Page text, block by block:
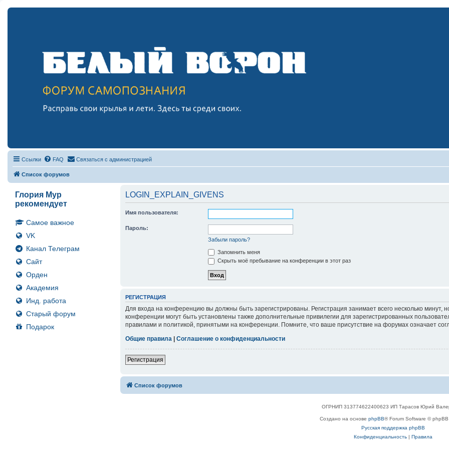
Ссылки FAQ Связаться с администрацией
Список форумов
Глория Мур
рекомендует
Самое важное
VK
Канал Телеграм
Сайт
Орден
Академия
Инд. работа
Старый форум
Подарок
LOGIN_EXPLAIN_GIVENS
Имя пользователя:
Пароль:
Забыли пароль?
Запомнить меня
Скрыть моё пребывание на конференции в этот раз
РЕГИСТРАЦИЯ
Для входа на конференцию вы должны быть зарегистрированы. Регистрация занимает всего несколько
конференции могут быть установлены также дополнительные привилегии для зарегистрированных
правилами и политикой, принятыми на конференции. Помните, что ваше присутствие на форумах означает
Общие правила |Соглашение о конфиденциальности
Регистрация
Список форумов
ОГРНИП 313774622400623 ИП Тарасов Юрий
Создано на основеphpBB® Forum Software © phpBB
Русская поддержка phpBB
Конфиденциальность |Правила